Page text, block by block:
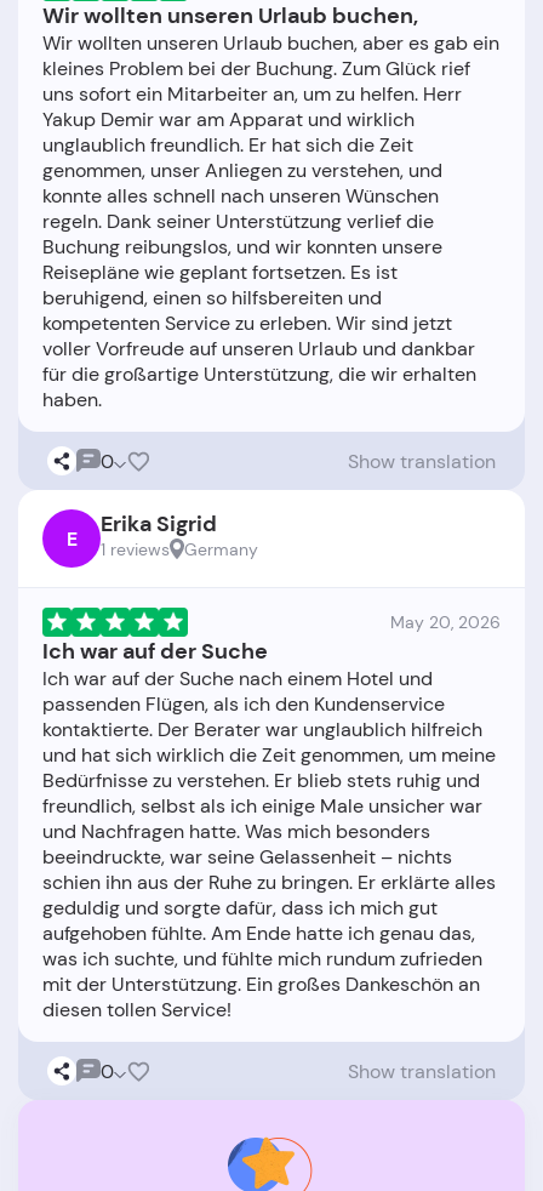
Wir wollten unseren Urlaub buchen,
Wir wollten unseren Urlaub buchen, aber es gab ein
kleines Problem bei der Buchung. Zum Glück rief
uns sofort ein Mitarbeiter an, um zu helfen. Herr
Yakup Demir war am Apparat und wirklich
unglaublich freundlich. Er hat sich die Zeit
genommen, unser Anliegen zu verstehen, und
konnte alles schnell nach unseren Wünschen
regeln. Dank seiner Unterstützung verlief die
Buchung reibungslos, und wir konnten unsere
Reisepläne wie geplant fortsetzen. Es ist
beruhigend, einen so hilfsbereiten und
kompetenten Service zu erleben. Wir sind jetzt
voller Vorfreude auf unseren Urlaub und dankbar
für die großartige Unterstützung, die wir erhalten
0 Show translation
E Erika Sigrid
1 reviews Germany
May 20, 2026
Ich war auf der Suche
Ich war auf der Suche nach einem Hotel und
passenden Flügen, als ich den Kundenservice
kontaktierte. Der Berater war unglaublich hilfreich
und hat sich wirklich die Zeit genommen, um meine
Bedürfnisse zu verstehen. Er blieb stets ruhig und
freundlich, selbst als ich einige Male unsicher war
und Nachfragen hatte. Was mich besonders
beeindruckte, war seine Gelassenheit – nichts
schien ihn aus der Ruhe zu bringen. Er erklärte alles
geduldig und sorgte dafür, dass ich mich gut
aufgehoben fühlte. Am Ende hatte ich genau das,
was ich suchte, und fühlte mich rundum zufrieden
mit der Unterstützung. Ein großes Dankeschön an
0 Show translation